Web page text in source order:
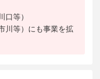
口等）
川等）にも事業を拡